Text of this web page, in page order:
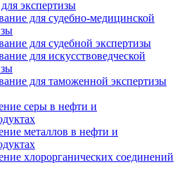
экспертизы
для судебно-медицинской
для судебной экспертизы
для искусствоведческой
для таможенной экспертизы
серы в нефти и
металлов в нефти и
хлорорганических соединений